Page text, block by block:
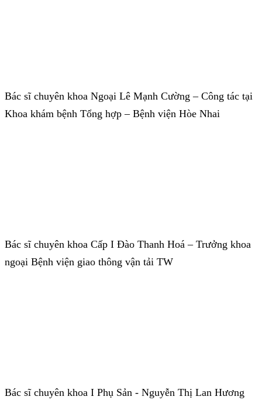
Bác sĩ chuyên khoa Ngoại Lê Mạnh Cường – Công tác tại
Khoa khám bệnh Tổng hợp – Bệnh viện Hòe Nhai
Bác sĩ chuyên khoa Cấp I Đào Thanh Hoá – Trưởng khoa
ngoại Bệnh viện giao thông vận tải TW
Bác sĩ chuyên khoa I Phụ Sản - Nguyễn Thị Lan Hương